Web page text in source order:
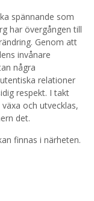
och
information och
Jag kan dra
spännande som
har övergången till
Genom att
invånare
några
relationer
respekt. I takt
och utvecklas,
det.
finnas i närheten.